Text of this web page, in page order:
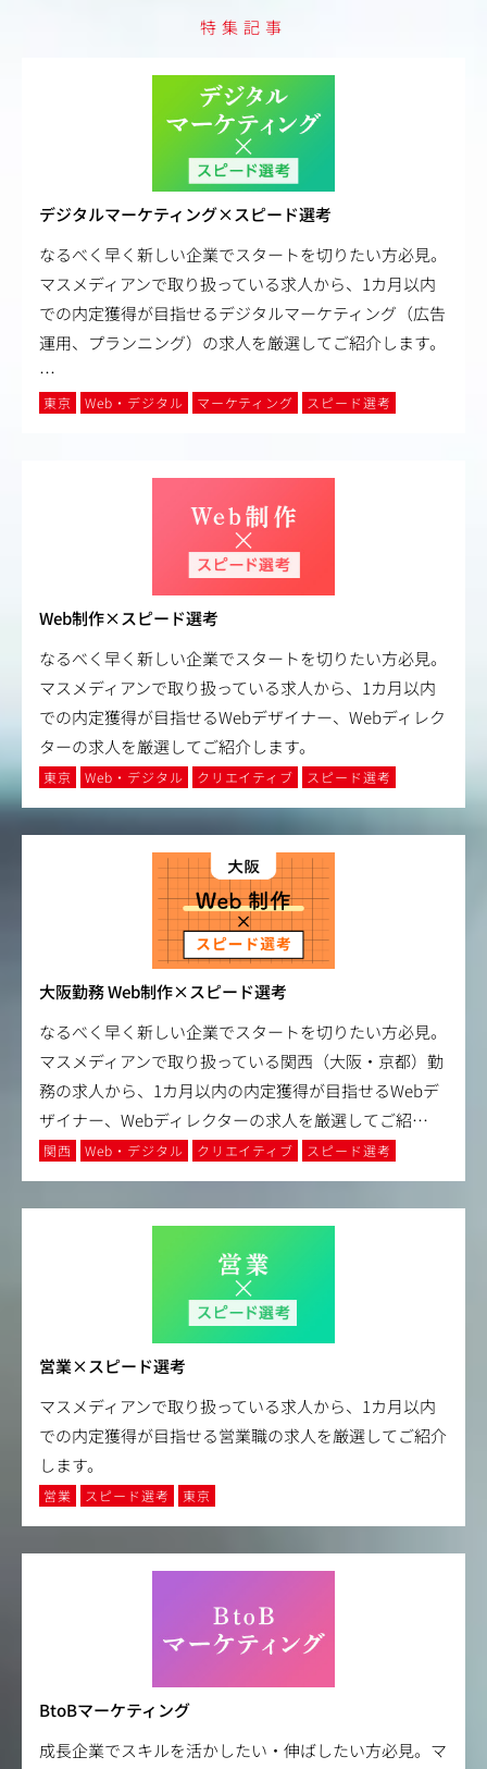
特集記事
デジタルマーケティング×スピード選考
なるべく早く新しい企業でスタートを切りたい方必見。
マスメディアンで取り扱っている求人から、1カ月以内
での内定獲得が目指せるデジタルマーケティング（広告
運用、プランニング）の求人を厳選してご紹介します。
…
東京 Web・デジタル マーケティング スピード選考
Web制作×スピード選考
なるべく早く新しい企業でスタートを切りたい方必見。
マスメディアンで取り扱っている求人から、1カ月以内
での内定獲得が目指せるWebデザイナー、Webディレク
ターの求人を厳選してご紹介します。
東京 Web・デジタル クリエイティブ スピード選考
大阪勤務 Web制作×スピード選考
なるべく早く新しい企業でスタートを切りたい方必見。
マスメディアンで取り扱っている関西（大阪・京都）勤
務の求人から、1カ月以内の内定獲得が目指せるWebデ
ザイナー、Webディレクターの求人を厳選してご紹…
関西 Web・デジタル クリエイティブ スピード選考
営業×スピード選考
マスメディアンで取り扱っている求人から、1カ月以内
での内定獲得が目指せる営業職の求人を厳選してご紹介
します。
営業 スピード選考 東京
BtoBマーケティング
成長企業でスキルを活かしたい・伸ばしたい方必見。マ